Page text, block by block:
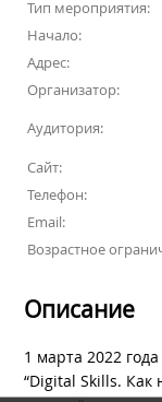
Тип мероприятия:
Начало:
Адрес:
Организатор:
Аудитория:
Сайт:
Телефон:
Email:
Возрастное
Описание
1 марта 2022
“Digital Skills. Как